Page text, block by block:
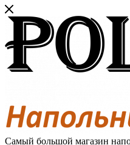
Самый большой магазин